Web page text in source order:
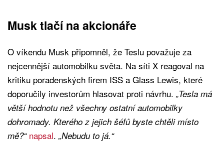
Musk tlačí na akcionáře
O víkendu Musk připomněl, že Teslu považuje za
nejcennější automobilku světa. Na síti X reagoval na
kritiku poradenských firem ISS a Glass Lewis, které
doporučily investorům hlasovat proti návrhu. „Tesla má
větší hodnotu než všechny ostatní automobilky
dohromady. Kterého z jejich šéfů byste chtěli místo
mě?“ napsal. „Nebudu to já.“